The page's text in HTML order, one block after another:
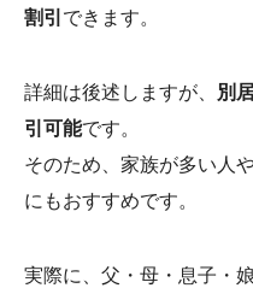
割引 できます。
詳細は後述しますが、
別
引可能です。
そのため、家族が多い人
にもおすすめです。
実際に、父・母・息子・